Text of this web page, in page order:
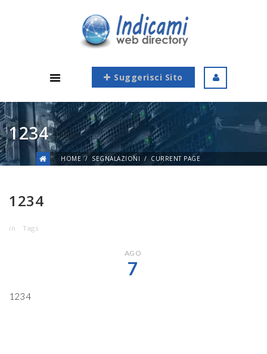
Suggerisci Sito
1234
HOME SEGNALAZIONI CURRENT PAGE
1234
in Tags
AGO
7
1234